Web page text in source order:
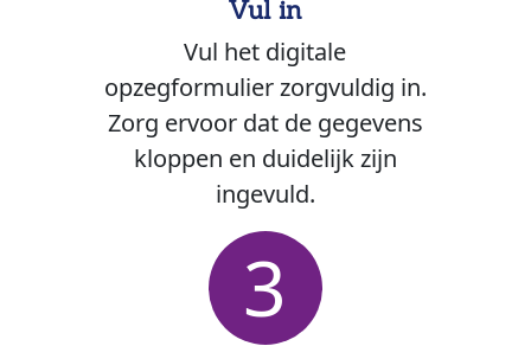
Vul in
Vul het digitale
opzegformulier zorgvuldig in.
Zorg ervoor dat de gegevens
kloppen en duidelijk zijn
ingevuld.
3